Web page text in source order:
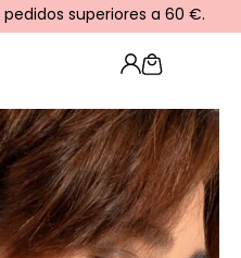
superiores a 60 €.
Cart